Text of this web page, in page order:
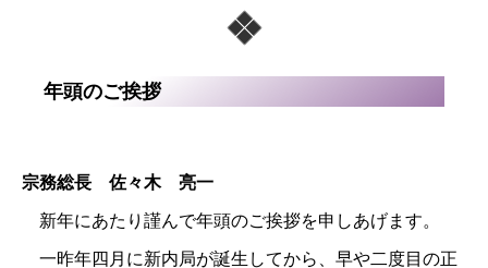
年頭のご挨拶
宗務総長 佐々木 亮一
新年にあたり謹んで年頭のご挨拶を申しあげます。
一昨年四月に新内局が誕生してから、早や二度目の正